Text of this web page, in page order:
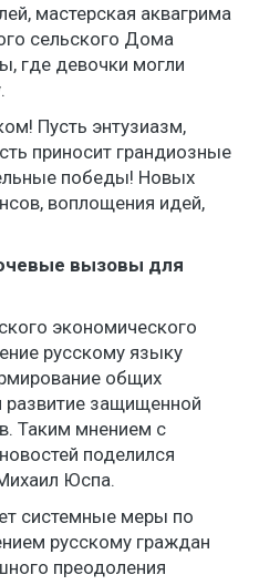
мастерская аквагрима
сельского Дома
где девочки могли
Пусть энтузиазм,
приносит грандиозные
победы! Новых
воплощения идей,
вызовы для
экономического
русскому языку
общих
развитие защищенной
Таким мнением с
поделился
Юспа.
системные меры по
русскому граждан
преодоления